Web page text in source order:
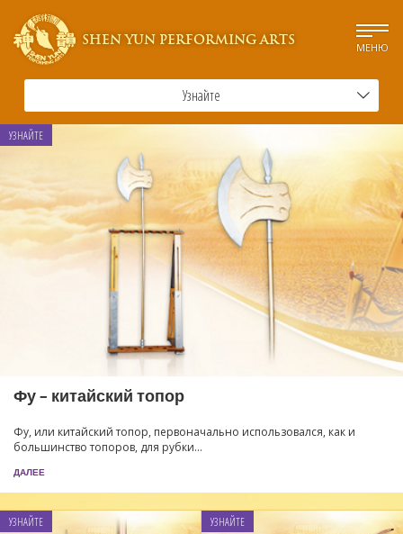
SHEN YUN PERFORMING ARTS МЕНЮ
Узнайте
УЗНАЙТЕ
Фу – китайский топор
Фу, или китайский топор, первоначально использовался, как и
большинство топоров, для рубки...
ДАЛЕЕ
УЗНАЙТЕ УЗНАЙТЕ